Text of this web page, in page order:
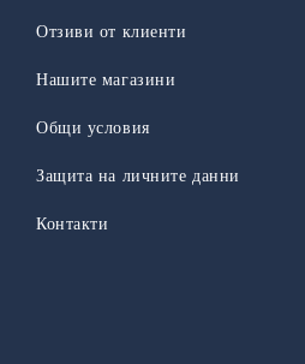
Отзиви от клиенти
Нашите магазини
Общи условия
Защита на личните данни
Контакти